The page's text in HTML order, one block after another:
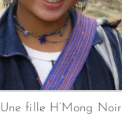
Une fille H’Mong Noir